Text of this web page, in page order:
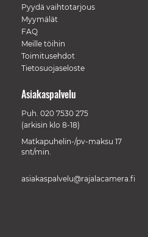
Pyydä vaihtotarjous
Myymälät
FAQ
Meille töihin
Toimitusehdot
Tietosuojaseloste
Asiakaspalvelu
Puh. 020 7530 275
(arkisin klo 8-18)
Matkapuhelin-/pv-maksu 17
snt/min.
asiakaspalvelu@rajalacamera.fi